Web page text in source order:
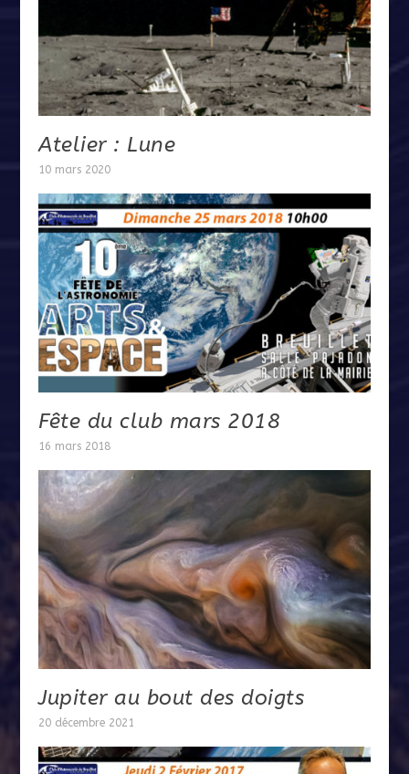
Atelier : Lune
10 mars 2020
Fête du club mars 2018
16 mars 2018
Jupiter au bout des doigts
20 décembre 2021